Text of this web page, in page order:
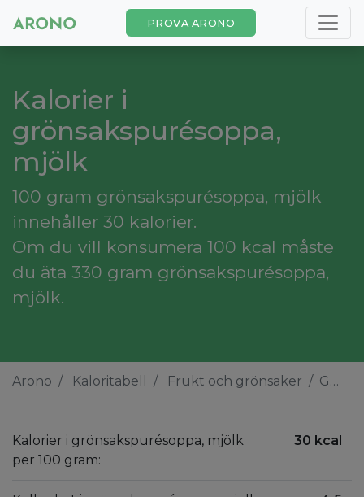
PROVA ARONO
Kalorier i
grönsakspurésoppa,
mjölk
100 gram grönsakspurésoppa, mjölk
innehåller 30 kalorier.
Om du vill konsumera 100 kcal måste
du äta 330 gram grönsakspurésoppa,
mjölk.
Arono Kaloritabell Frukt och grönsaker Grönsakspurésoppa, mjölk
Kalorier i grönsakspurésoppa, mjölk
per 100 gram:
30 kcal